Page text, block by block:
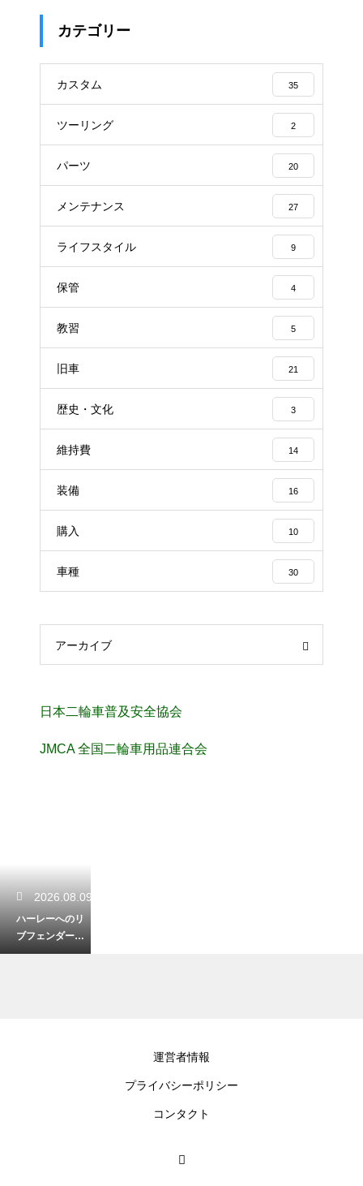
カテゴリー
カスタム 35
ツーリング 2
パーツ 20
メンテナンス 27
ライフスタイル 9
保管 4
教習 5
旧車 21
歴史・文化 3
維持費 14
装備 16
購入 10
車種 30
アーカイブ
日本二輪車普及安全協会
JMCA 全国二輪車用品連合会
2026.08.09
ハーレーへのリ
ブフェンダーの
取り付け方法！
運営者情報
プライバシーポリシー
コンタクト